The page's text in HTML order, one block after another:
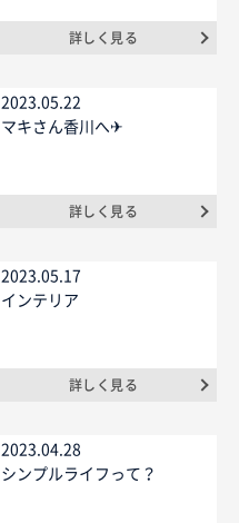
詳しく見る
2023.05.22
マキさん香川へ✈
詳しく見る
2023.05.17
インテリア
詳しく見る
2023.04.28
シンプルライフって？